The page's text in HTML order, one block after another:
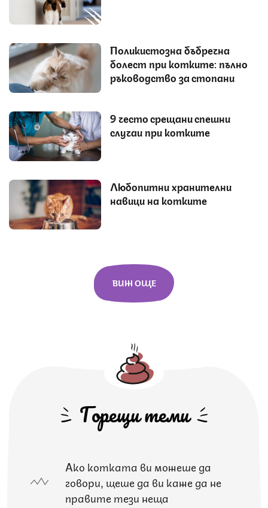
Поликистозна бъбречна
болест при котките: пълно
ръководство за стопани
9 често срещани спешни
случаи при котките
Любопитни хранителни
навици на котките
ВИЖ ОЩЕ
Горещи теми
Ако котката ви можеше да
говори, щеше да ви каже да не
правите тези неща